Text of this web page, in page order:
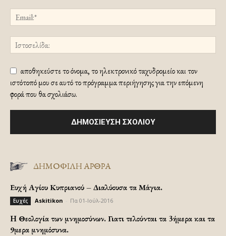
αποθηκεύστε το όνομα, το ηλεκτρονικό ταχυδρομείο και τον
ιστότοπό μου σε αυτό το πρόγραμμα περιήγησης για την επόμενη
φορά που θα σχολιάσω.
ΔΗΜΟΦΙΛΗ ΑΡΘΡΑ
Ευχή Αγίου Κυπριανού – Διαλύουσα τα Μάγια.
Ευχές Askitikon Πα 01-Ιούλ-2016
H Θεολογία των μνημοσύνων. Γιατι τελούνται τα 3ήμερα και τα
9μερα μνημόσυνα.